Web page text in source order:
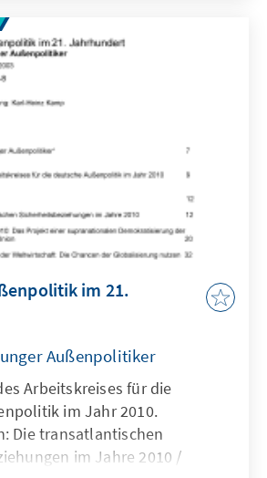
im 21.
Außenpolitiker
Arbeitskreises für die
im Jahr 2010.
Die transatlantischen
im Jahre 2010 /